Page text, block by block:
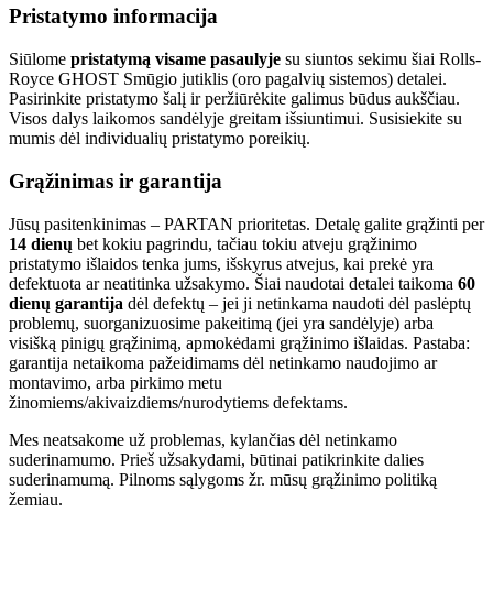
Pristatymo informacija
Siūlome pristatymą visame pasaulyje su siuntos sekimu šiai Rolls-
Royce GHOST Smūgio jutiklis (oro pagalvių sistemos) detalei.
Pasirinkite pristatymo šalį ir peržiūrėkite galimus būdus aukščiau.
Visos dalys laikomos sandėlyje greitam išsiuntimui. Susisiekite su
mumis dėl individualių pristatymo poreikių.
Grąžinimas ir garantija
Jūsų pasitenkinimas – PARTAN prioritetas. Detalę galite grąžinti per
14 dienų bet kokiu pagrindu, tačiau tokiu atveju grąžinimo
pristatymo išlaidos tenka jums, išskyrus atvejus, kai prekė yra
defektuota ar neatitinka užsakymo. Šiai naudotai detalei taikoma 60
dienų garantija dėl defektų – jei ji netinkama naudoti dėl paslėptų
problemų, suorganizuosime pakeitimą (jei yra sandėlyje) arba
visišką pinigų grąžinimą, apmokėdami grąžinimo išlaidas. Pastaba:
garantija netaikoma pažeidimams dėl netinkamo naudojimo ar
montavimo, arba pirkimo metu
žinomiems/akivaizdiems/nurodytiems defektams.
Mes neatsakome už problemas, kylančias dėl netinkamo
suderinamumo. Prieš užsakydami, būtinai patikrinkite dalies
suderinamumą. Pilnoms sąlygoms žr. mūsų grąžinimo politiką
žemiau.